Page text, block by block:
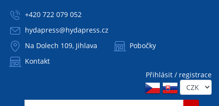
+420 722 079 052
hydapress@hydapress.cz
Na Dolech 109, Jihlava
Pobočky
Kontakt
Přihlásit / registrace